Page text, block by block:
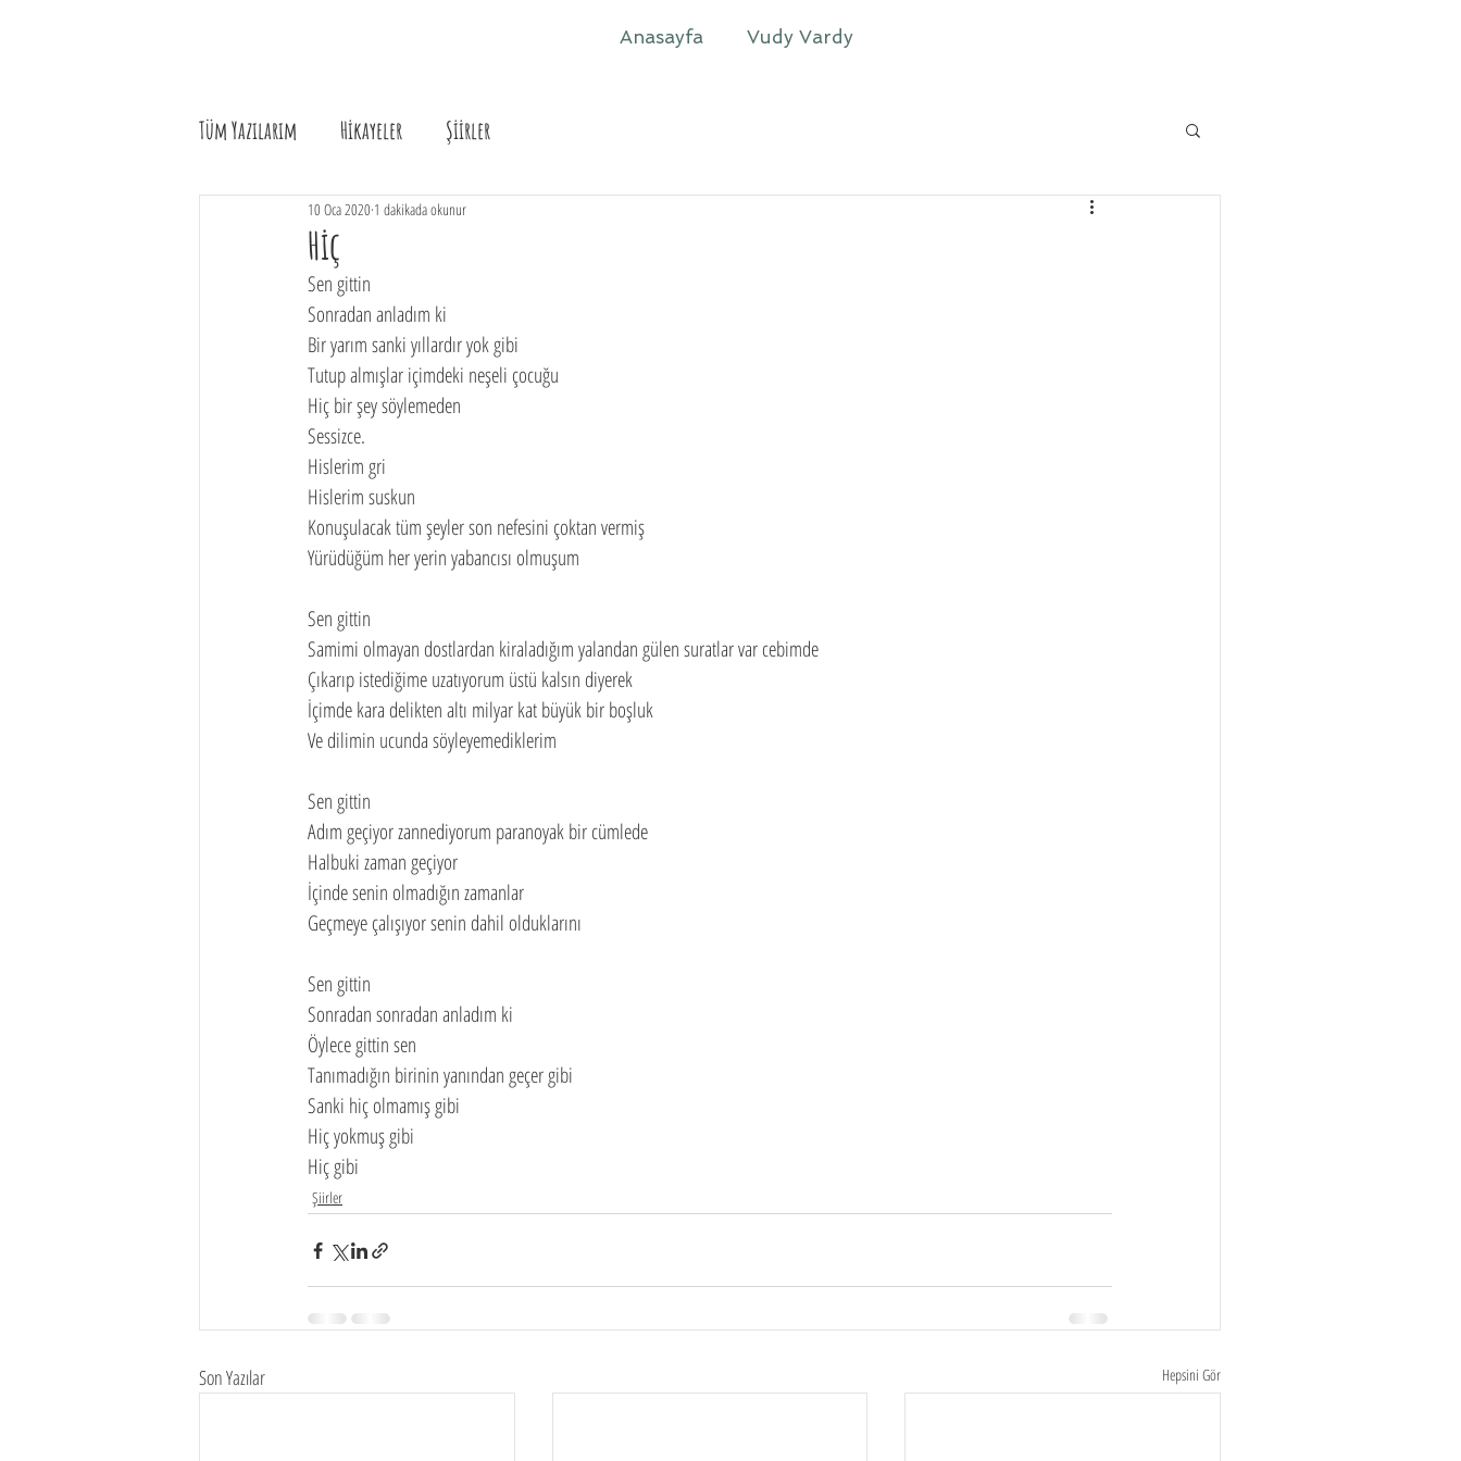
Anasayfa Vudy Vardy
Tüm Yazılarım Hikayeler Şiirler
Hiç
10 Oca 2020 1 dakikada okunur
Sen gittin
Sonradan anladım ki
Bir yarım sanki yıllardır yok gibi
Tutup almışlar içimdeki neşeli çocuğu
Hiç bir şey söylemeden
Sessizce.
Hislerim gri
Hislerim suskun
Konuşulacak tüm şeyler son nefesini çoktan vermiş
Yürüdüğüm her yerin yabancısı olmuşum
Sen gittin
Samimi olmayan dostlardan kiraladığım yalandan gülen suratlar var cebimde
Çıkarıp istediğime uzatıyorum üstü kalsın diyerek
İçimde kara delikten altı milyar kat büyük bir boşluk
Ve dilimin ucunda söyleyemediklerim
Sen gittin
Adım geçiyor zannediyorum paranoyak bir cümlede
Halbuki zaman geçiyor
İçinde senin olmadığın zamanlar
Geçmeye çalışıyor senin dahil olduklarını
Sen gittin
Sonradan sonradan anladım ki
Öylece gittin sen
Tanımadığın birinin yanından geçer gibi
Sanki hiç olmamış gibi
Hiç yokmuş gibi
Hiç gibi
Şiirler
Son Yazılar Hepsini Gör